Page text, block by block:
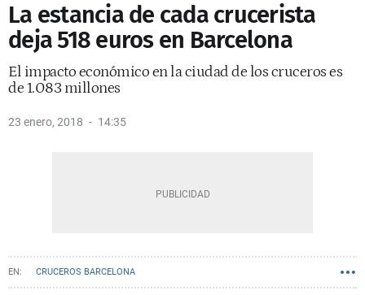
La estancia de cada crucerista
deja 518 euros en Barcelona
El impacto económico en la ciudad de los cruceros es
de 1.083 millones
23 enero, 2018 14:35
CRUCEROS BARCELONA